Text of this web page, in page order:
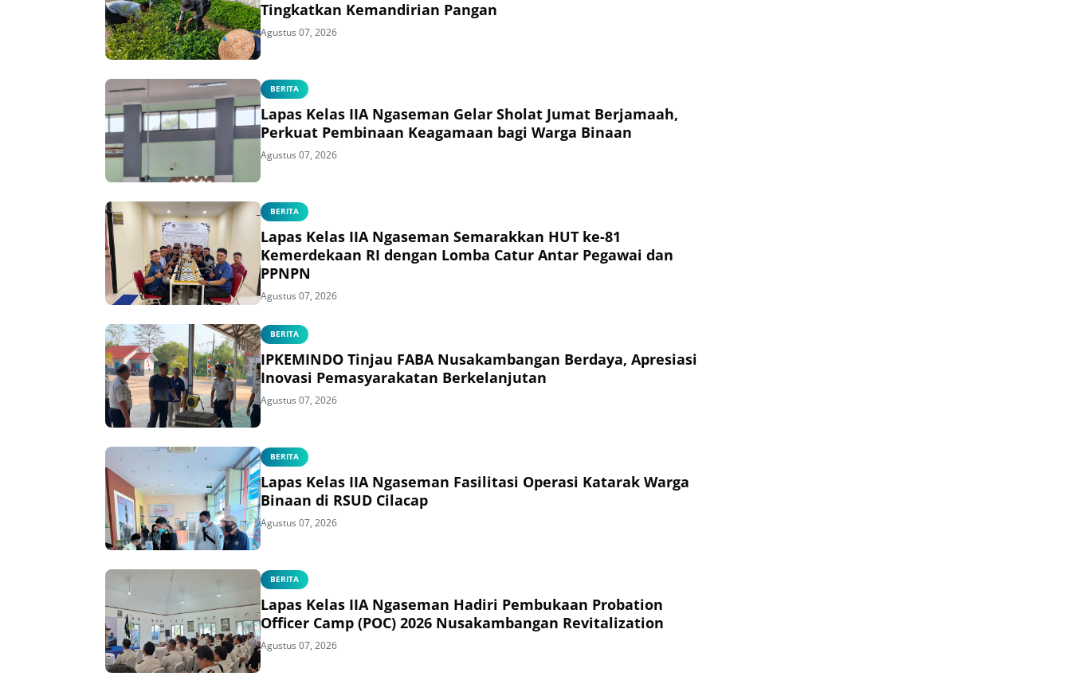
Tingkatkan Kemandirian Pangan
Agustus 07, 2026
BERITA
Lapas Kelas IIA Ngaseman Gelar Sholat Jumat Berjamaah,
Perkuat Pembinaan Keagamaan bagi Warga Binaan
Agustus 07, 2026
BERITA
Lapas Kelas IIA Ngaseman Semarakkan HUT ke-81
Kemerdekaan RI dengan Lomba Catur Antar Pegawai dan
PPNPN
Agustus 07, 2026
BERITA
IPKEMINDO Tinjau FABA Nusakambangan Berdaya, Apresiasi
Inovasi Pemasyarakatan Berkelanjutan
Agustus 07, 2026
BERITA
Lapas Kelas IIA Ngaseman Fasilitasi Operasi Katarak Warga
Binaan di RSUD Cilacap
Agustus 07, 2026
BERITA
Lapas Kelas IIA Ngaseman Hadiri Pembukaan Probation
Officer Camp (POC) 2026 Nusakambangan Revitalization
Agustus 07, 2026